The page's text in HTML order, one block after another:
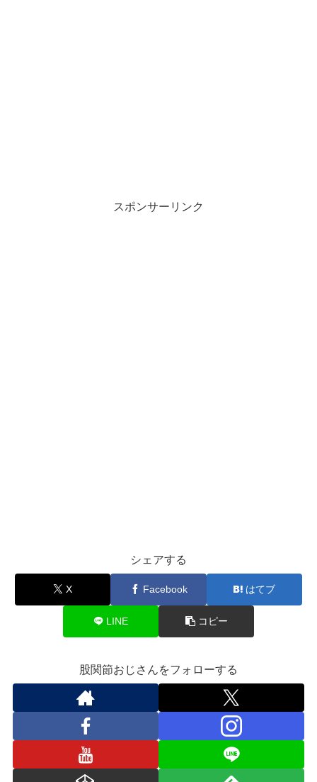
スポンサーリンク
シェアする
X Facebook はてブ
LINE コピー
股関節おじさんをフォローする